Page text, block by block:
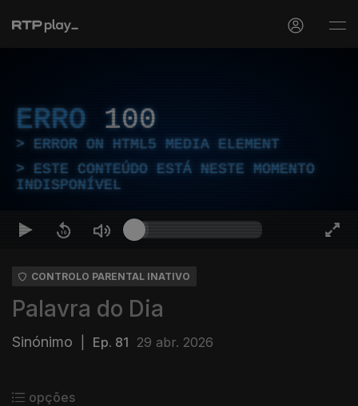
ERRO 100
ERROR ON HTML5 MEDIA ELEMENT
ESTE CONTEÚDO ESTÁ NESTE MOMENTO
INDISPONÍVEL
CONTROLO PARENTAL INATIVO
Palavra do Dia
Sinónimo Ep. 81 29 abr. 2026
opções